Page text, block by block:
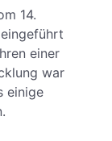
14.
einer
war
einige